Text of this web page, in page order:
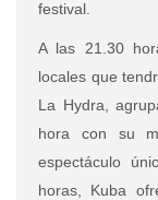
festival.
A las 21.30
locales que
La Hydra,
hora con su
espectáculo
horas, Kuba